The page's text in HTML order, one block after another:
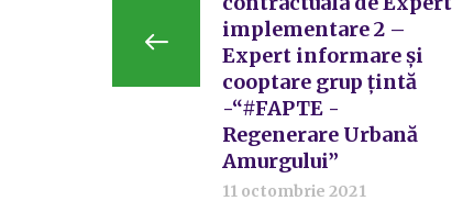
implementare 2 –
Expert informare și
cooptare grup țintă
-“#FAPTE -
Regenerare Urbană
Amurgului”
11 octombrie 2021